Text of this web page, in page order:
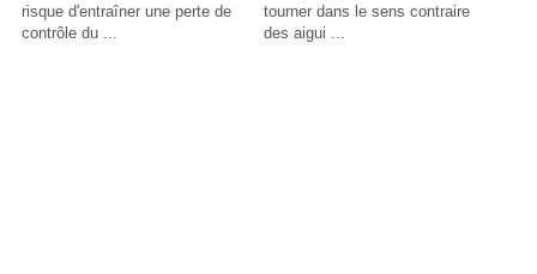
risque d'entraîner une perte de
contrôle du ...
tourner dans le sens contraire
des aigui ...